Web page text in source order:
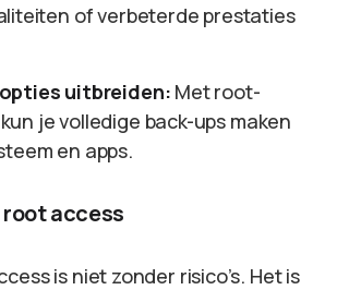
of verbeterde prestaties
uitbreiden: Met root-
je volledige back-ups maken
en apps.
root access
is niet zonder risico’s. Het is